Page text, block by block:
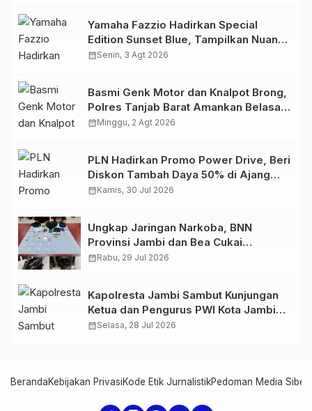
Yamaha Fazzio Hadirkan Special
Edition Sunset Blue, Tampilkan Nuansa
Retro Summer yang Semakin Skena
calendar_monthSenin, 3 Agt 2026
Basmi Genk Motor dan Knalpot Brong,
Polres Tanjab Barat Amankan Belasan
Kendaraan
calendar_monthMinggu, 2 Agt 2026
PLN Hadirkan Promo Power Drive, Beri
Diskon Tambah Daya 50% di Ajang
GIIAS 2026
calendar_monthKamis, 30 Jul 2026
Ungkap Jaringan Narkoba, BNN
Provinsi Jambi dan Bea Cukai
Amankan Sembilan Pelaku beserta
calendar_monthRabu, 29 Jul 2026
Kapolresta Jambi Sambut Kunjungan
Ketua dan Pengurus PWI Kota Jambi
Perkuat Sinergi dan Kolaborasi
calendar_monthSelasa, 28 Jul 2026
BerandaKebijakan PrivasiKode Etik JurnalistikPedoman Media Siber